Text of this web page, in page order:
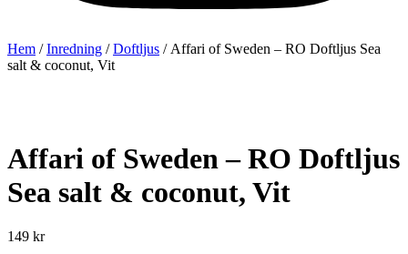
Hem /Inredning /Doftljus / Affari of Sweden – RO Doftljus Sea
salt & coconut, Vit
Affari of Sweden – RO Doftljus
Sea salt & coconut, Vit
149 kr